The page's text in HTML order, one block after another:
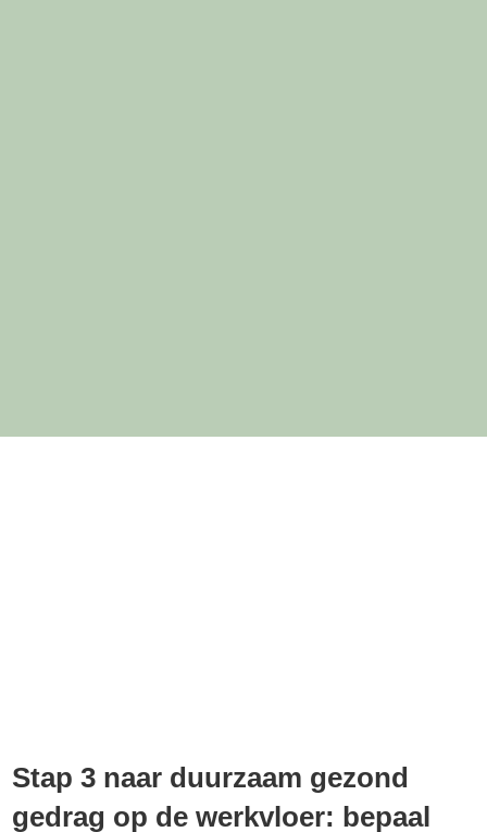
Stap 3 naar duurzaam gezond
gedrag op de werkvloer: bepaal